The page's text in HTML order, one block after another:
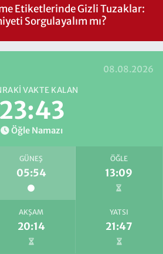
Etiketlerinde Gizli Tuzaklar:
Sorgulayalım mı?
08.08.2026
VAKTE KALAN
23:43
Öğle Namazı
GÜNEŞ
05:54
ÖĞLE
13:09
AKŞAM
20:14
YATSI
21:47